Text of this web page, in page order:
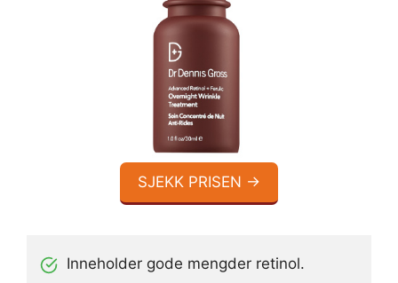
SJEKK PRISEN →
Inneholder gode mengder retinol.